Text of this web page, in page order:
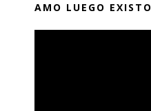
AMO LUEGO EXISTO